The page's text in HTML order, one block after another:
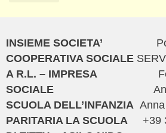
INSIEME SOCIETA’
COOPERATIVA SOCIALE
A R.L. – IMPRESA
SOCIALE
SCUOLA DELL’INFANZIA
PARITARIA LA SCUOLA
+39